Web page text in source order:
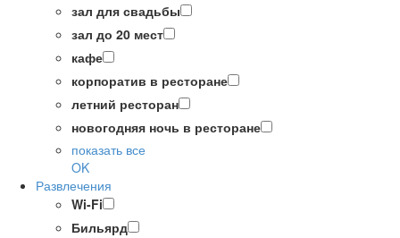
зал для свадьбы
зал до 20 мест
кафе
корпоратив в ресторане
летний ресторан
новогодняя ночь в ресторане
показать все
OK
Развлечения
Wi-Fi
Бильярд